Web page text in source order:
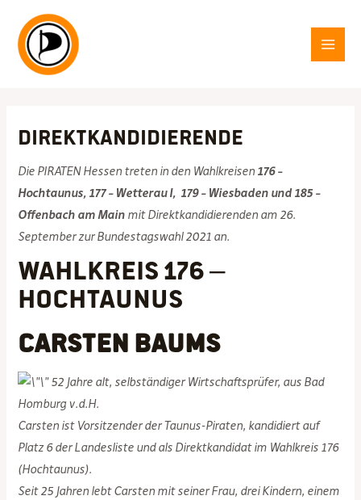
Inhalt
springen
Direktkandidierende
Die PIRATEN Hessen treten in den Wahlkreisen 176 –
Hochtaunus, 177 – Wetterau I, 179 – Wiesbaden und 185 –
Offenbach am Main mit Direktkandidierenden am 26.
September zur Bundestagswahl 2021 an.
Wahlkreis 176 –
Hochtaunus
Carsten Baums
52 Jahre alt, selbständiger Wirtschaftsprüfer, aus Bad
Homburg v.d.H.
Carsten ist Vorsitzender der Taunus-Piraten, kandidiert auf
Platz 6 der Landesliste und als Direktkandidat im Wahlkreis 176
(Hochtaunus).
Seit 25 Jahren lebt Carsten mit seiner Frau, drei Kindern, einem